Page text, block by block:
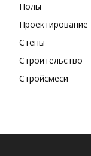
Полы
Проектирование
Стены
Строительство
Стройсмеси